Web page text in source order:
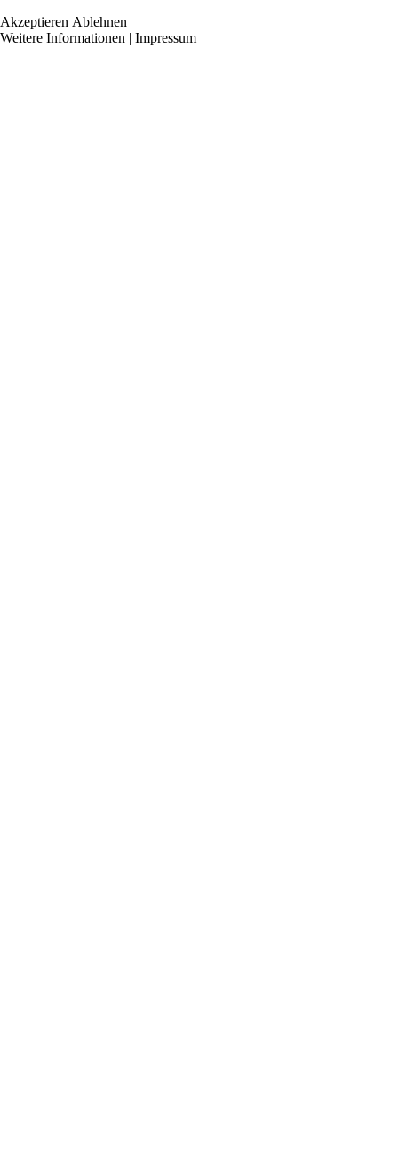
Akzeptieren Ablehnen
Weitere Informationen | Impressum